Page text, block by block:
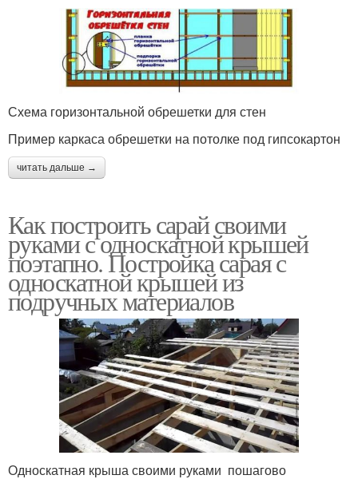
Схема горизонтальной обрешетки для стен
Пример каркаса обрешетки на потолке под гипсокартон
читать дальше →
Как построить сарай своими
руками с односкатной крышей
поэтапно. Постройка сарая с
односкатной крышей из
подручных материалов
Односкатная крыша своими руками пошагово